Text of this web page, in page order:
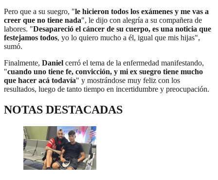
Pero que a su suegro, "le hicieron todos los exámenes y me vas a
creer que no tiene nada", le dijo con alegría a su compañera de
labores. "Desapareció el cáncer de su cuerpo, es una noticia que
festejamos todos, yo lo quiero mucho a él, igual que mis hijas",
sumó.
Finalmente, Daniel cerró el tema de la enfermedad manifestando,
"cuando uno tiene fe, convicción, y mi ex suegro tiene mucho
que hacer acá todavía" y mostrándose muy feliz con los
resultados, luego de tanto tiempo en incertidumbre y preocupación.
NOTAS DESTACADAS